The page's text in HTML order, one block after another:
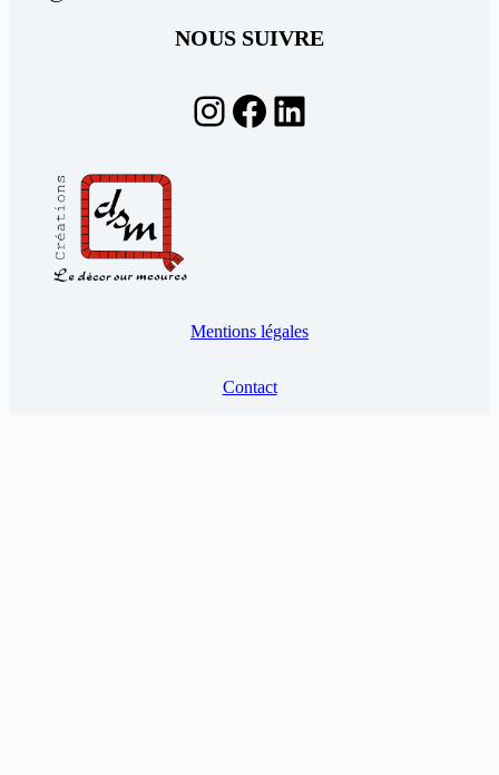
NOUS SUIVRE
Instagram
Facebook
LinkedIn
Mentions légales
Contact